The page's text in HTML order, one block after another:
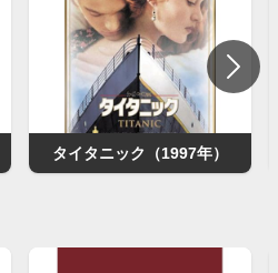
タイタニック（1997年）